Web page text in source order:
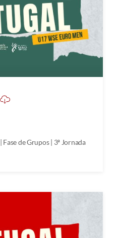
de Grupos | 3ª Jornada